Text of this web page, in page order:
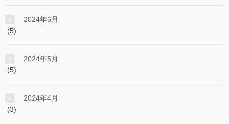
2024年6月
(5)
2024年5月
(5)
2024年4月
(3)